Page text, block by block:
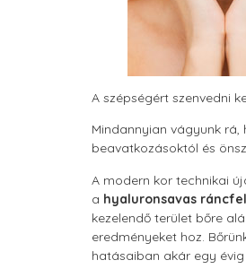
A szépségért szenvedni
Mindannyian vágyunk
beavatkozásoktól és
A modern kor technikai
a hyaluronsavas
kezelendő terület bőre
eredményeket hoz.
hatásaiban akár egy